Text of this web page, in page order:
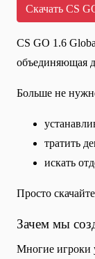
Скачать CS
CS GO 1.6
объединяющая
Больше не
тратить
искать
Просто
Зачем мы
Многие игроки